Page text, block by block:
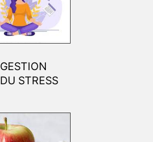
GESTION
DU STRESS